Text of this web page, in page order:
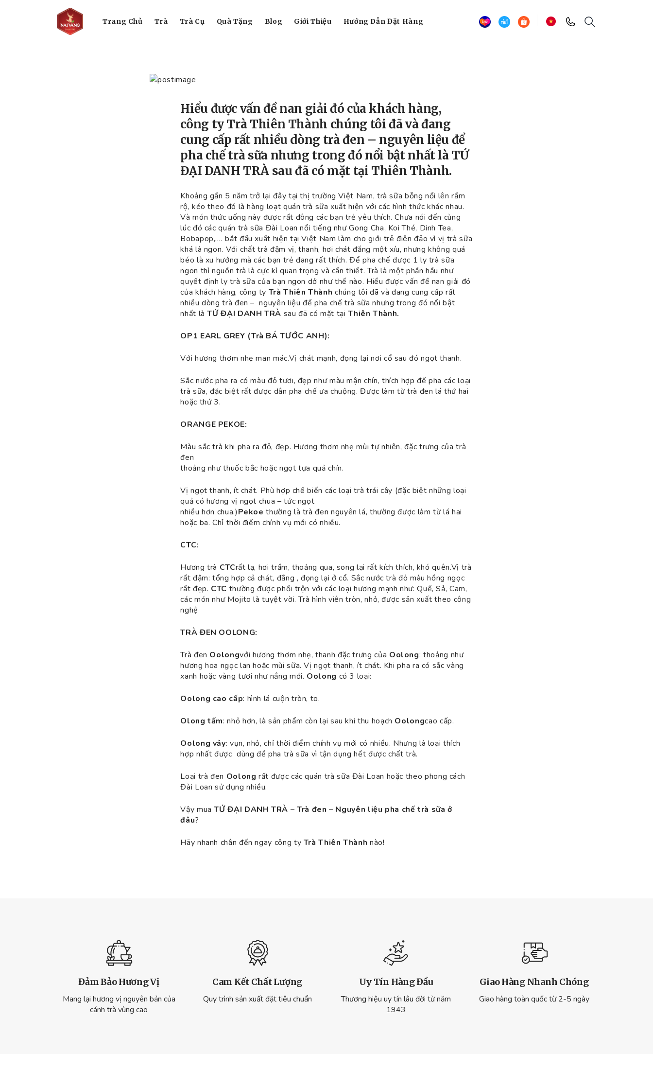
Trang Chủ Trà Trà Cụ Quà Tặng Blog Giới Thiệu Hướng Dẫn Đặt Hàng
Hiểu được vấn đề nan giải đó của khách hàng,
công ty Trà Thiên Thành chúng tôi đã và đang
cung cấp rất nhiều dòng trà đen – nguyên liệu để
pha chế trà sữa nhưng trong đó nổi bật nhất là TỨ
ĐẠI DANH TRÀ sau đã có mặt tại Thiên Thành.
Khoảng gần 5 năm trở lại đây tại thị trường Việt Nam, trà sữa bỗng nổi lên rầm
rộ, kéo theo đó là hàng loạt quán trà sữa xuất hiện với các hình thức khác nhau.
Và món thức uống này được rất đông các bạn trẻ yêu thích. Chưa nói đến cùng
lúc đó các quán trà sữa Đài Loan nổi tiếng như Gong Cha, Koi Thé, Dinh Tea,
Bobapop,…. bắt đầu xuất hiện tại Việt Nam làm cho giới trẻ điên đảo vì vị trà sữa
khá là ngon. Với chất trà đậm vị, thanh, hơi chát đắng một xíu, nhưng không quá
béo là xu hướng mà các bạn trẻ đang rất thích. Để pha chế được 1 ly trà sữa
ngon thì nguồn trà là cực kì quan trọng và cần thiết. Trà là một phần hầu như
quyết định ly trà sữa của bạn ngon dở như thế nào. Hiểu được vấn đề nan giải đó
của khách hàng, công ty Trà Thiên Thành chúng tôi đã và đang cung cấp rất
nhiều dòng trà đen – nguyên liệu để pha chế trà sữa nhưng trong đó nổi bật
nhất làTỨ ĐẠI DANH TRÀ sau đã có mặt tạiThiên Thành.
OP1 EARL GREY (Trà BÁ TƯỚC ANH):
Với hương thơm nhẹ man mác.Vị chát mạnh, đọng lại nơi cổ sau đó ngọt thanh.
Sắc nước pha ra có màu đỏ tươi, đẹp như màu mận chín, thích hợp để pha các loại
trà sữa, đặc biệt rất được dân pha chế ưa chuộng. Được làm từ trà đen lá thứ hai
hoặc thứ 3.
ORANGE PEKOE:
Màu sắc trà khi pha ra đỏ, đẹp. Hương thơm nhẹ mùi tự nhiên, đặc trưng của trà
đen
thoảng như thuốc bắc hoặc ngọt tựa quả chín.
Vị ngọt thanh, ít chát. Phù hợp chế biến các loại trà trái cây (đặc biệt những loại
quả có hương vị ngọt chua – tức ngọt
nhiều hơn chua.)Pekoe thường là trà đen nguyên lá, thường được làm từ lá hai
hoặc ba. Chỉ thời điểm chính vụ mới có nhiều.
CTC:
Hương trà CTCrất lạ, hơi trầm, thoảng qua, song lại rất kích thích, khó quên.Vị trà
rất đậm: tổng hợp cả chát, đắng , đọng lại ở cổ. Sắc nước trà đỏ màu hồng ngọc
rất đẹp. CTC thường được phối trộn với các loại hương mạnh như: Quế, Sả, Cam,
các món như Mojito là tuyệt vời. Trà hình viên tròn, nhỏ, được sản xuất theo công
nghệ
TRÀ ĐEN OOLONG:
Trà đen Oolongvới hương thơm nhẹ, thanh đặc trưng của Oolong: thoảng như
hương hoa ngọc lan hoặc mùi sữa. Vị ngọt thanh, ít chát. Khi pha ra có sắc vàng
xanh hoặc vàng tươi như nắng mới. Oolong có 3 loại:
Oolong cao cấp: hình lá cuộn tròn, to.
Olong tấm: nhỏ hơn, là sản phẩm còn lại sau khi thu hoạch Oolongcao cấp.
Oolong vảy: vụn, nhỏ, chỉ thời điểm chính vụ mới có nhiều. Nhưng là loại thích
hợp nhất được dùng để pha trà sữa vì tận dụng hết được chất trà.
Loại trà đen Oolong rất được các quán trà sữa Đài Loan hoặc theo phong cách
Đài Loan sử dụng nhiều.
Vậy muaTỨ ĐẠI DANH TRÀ – Trà đen – Nguyên liệu pha chế trà sữa ở
đâu?
Hãy nhanh chân đến ngay công ty Trà Thiên Thành nào!
Đảm Bảo Hương Vị
Mang lại hương vị nguyên bản của
cánh trà vùng cao
Cam Kết Chất Lượng
Quy trình sản xuất đặt tiêu chuẩn
Uy Tín Hàng Đầu
Thương hiệu uy tín lâu đời từ năm
1943
Giao Hàng Nhanh Chóng
Giao hàng toàn quốc từ 2-5 ngày